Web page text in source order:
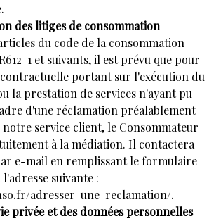
des litiges de consommation
du code de la consommation
1 et suivants, il est prévu que pour
portant sur l'exécution du
la prestation de services n'ayant pu
d'une réclamation préalablement
service client, le Consommateur
à la médiation. Il contactera
e-mail en remplissant le formulaire
suivante :
adresser-une-reclamation/.
privée et des données personnelles